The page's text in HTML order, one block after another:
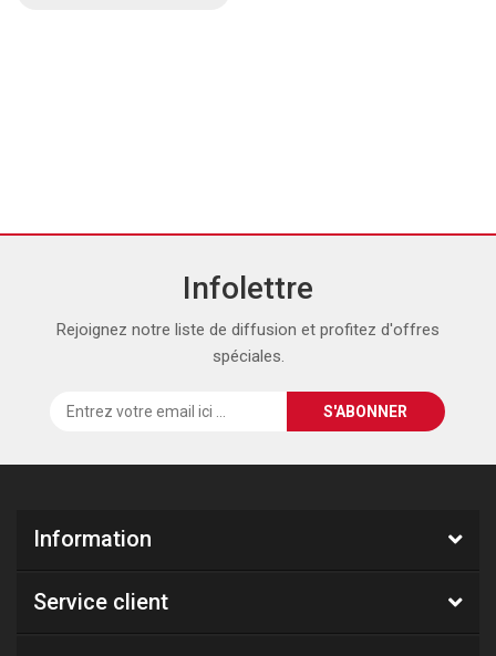
Infolettre
Rejoignez notre liste de diffusion et profitez d'offres
spéciales.
Information
Service client